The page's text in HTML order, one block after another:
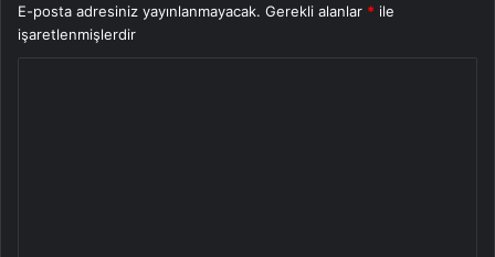
E-posta adresiniz yayınlanmayacak. Gerekli alanlar * ile
işaretlenmişlerdir